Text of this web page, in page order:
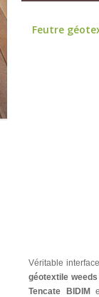
Feutre
Véritable
géotextile
Tencate BIDIM